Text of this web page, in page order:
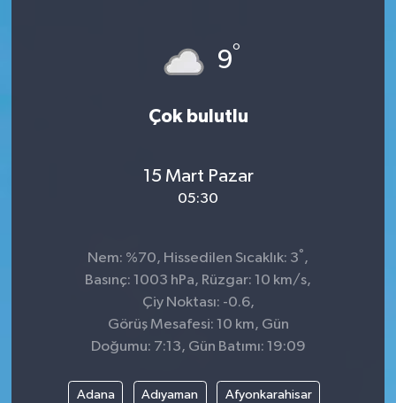
9°
Çok bulutlu
15 Mart Pazar
05:30
Nem: %70, Hissedilen Sıcaklık: 3° ,
Basınç: 1003 hPa, Rüzgar: 10 km/s,
Çiy Noktası: -0.6,
Görüş Mesafesi: 10 km, Gün
Doğumu: 7:13, Gün Batımı: 19:09
Adana Adıyaman Afyonkarahisar
SİVİL TOPLUM
SOSYAL YAŞAM
ULUSAL HABERLER